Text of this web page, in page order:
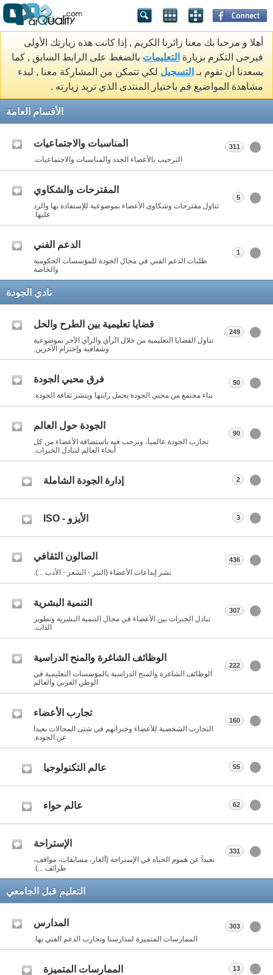
أهلا و مرحبا بك معنا زائرنا الكريم , إذا كانت هذه زيارتك الأولى
فيرجى التكرم بزيارة التعليمات بالضغط على الرابط السابق , كما
يسعدنا أن تقوم بـ التسجيل لكي تتمكن من المشاركة معنا , لبدء
مشاهدة المواضيع قم باختيار المنتدى الذي تريد زيارته .
الأقسام العامة
المناسبات والاجتماعيات
الترحيب بالأعضاء الجدد والمناسبات والاجتماعيات.
311
المقترحات والشكاوي
تناول مقترحات وشكاوى الأعضاء بموضوعية للإستفادة بها والرد
عليها.
5
الدعم الفني
طلبات الدعم الفني في مجال الجودة للمؤسسات الحكومية
والخاصة
1
نادي الجودة
قضايا تعليمية بين الطرح والحل
تناول القضايا التعليمية من خلال الرأي والرأي الآخر بموضوعية
وشفافية وإحترام الآخرين.
249
فرق محبي الجودة
بناء مجتمع من محبي الجودة يحمل رايتها وينشر ثقافة الجودة.
50
الجودة حول العالم
تجارب الجودة عالمياً، ونرحب فيه باستضافة الأعضاء من كل
أنحاء العالم لتبادل الخبرات.
90
إدارة الجودة الشاملة 2
الأيزو - ISO 3
الصالون الثقافي
نشر إبداعات الأعضاء (النثر - الشعر - الأدب ...).
436
التنمية البشرية
تبادل الخبرات بين الأعضاء في مجال التنمية البشرية وتطوير
الذات.
307
الوظائف الشاغرة والمنح الدراسية
الوظائف الشاغرة والمنح الدراسية بالمؤسسات التعليمية في
الوطن العربي والعالم
222
تجارب الأعضاء
التجارب الشخصية للأعضاء وخبراتهم في شتى المجالات بعيداً
عن الجودة.
160
عالم التكنولوجيا 55
عالم حواء 62
الإستراحة
بعيداً عن هموم الحياه في الإستراحة (ألغاز، مسابقات، مواقف،
طرائف ...).
331
التعليم قبل الجامعي
المدارس
الممارسات المتميزة لمدارسنا وتجارب الدعم الفني بها.
303
الممارسات المتميزة 13